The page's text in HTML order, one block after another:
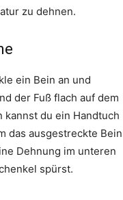
zu dehnen.
ein Bein an und
der Fuß flach auf dem
du ein Handtuch
das ausgestreckte Bein
Dehnung im unteren
spürst.